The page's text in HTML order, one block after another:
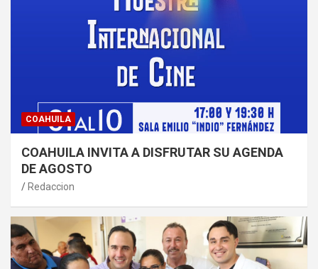
COAHUILA
COAHUILA INVITA A DISFRUTAR SU AGENDA
DE AGOSTO
Redaccion